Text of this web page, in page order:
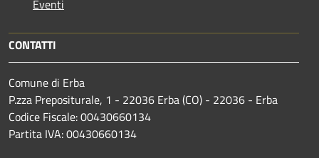
Eventi
CONTATTI
Comune di Erba
P.zza Prepositurale, 1 - 22036 Erba (CO) - 22036 - Erba
Codice Fiscale: 00430660134
Partita IVA: 00430660134